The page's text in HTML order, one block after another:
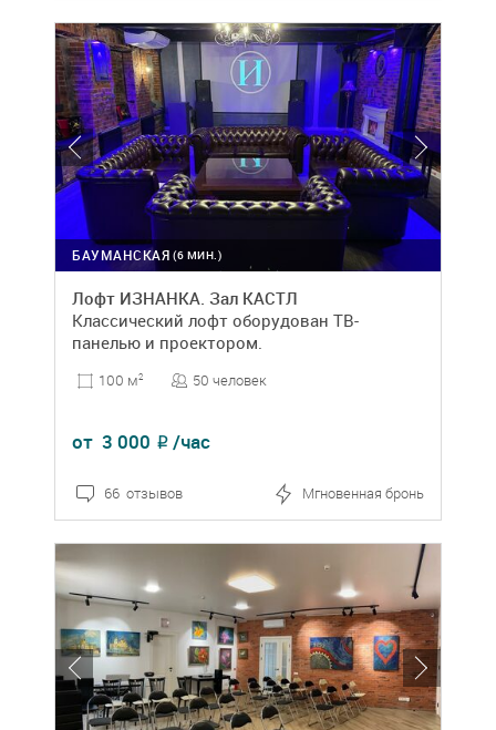
(6 МИН.)
БАУМАНСКАЯ
Лофт ИЗНАНКА. Зал КАСТЛ
Классический лофт оборудован ТВ-
панелью и проектором.
100 м2 50 человек
от 3 000 ₽ /час
66 отзывов Мгновенная бронь